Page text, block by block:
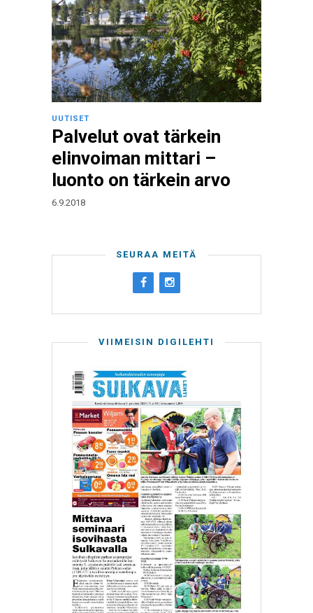
UUTISET
Palvelut ovat tärkein
elinvoiman mittari –
luonto on tärkein arvo
6.9.2018
SEURAA MEITÄ
VIIMEISIN DIGILEHTI